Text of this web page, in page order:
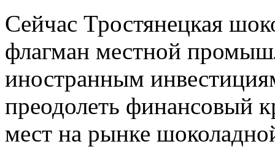
Сейчас Тростянецкая
флагман местной
иностранным
преодолеть финансовый
мест на рынке